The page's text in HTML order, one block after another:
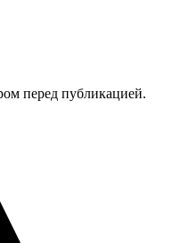
перед публикацией.